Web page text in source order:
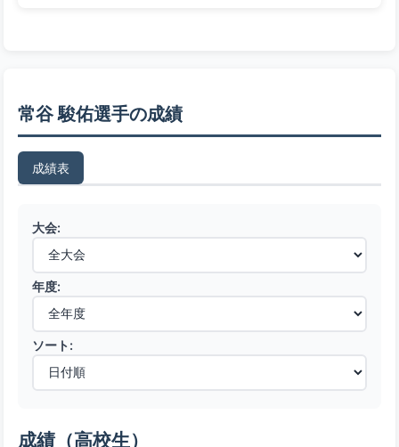
常谷 駿佑選手の成績
成績表
大会:
年度:
ソート:
成績（高校生）